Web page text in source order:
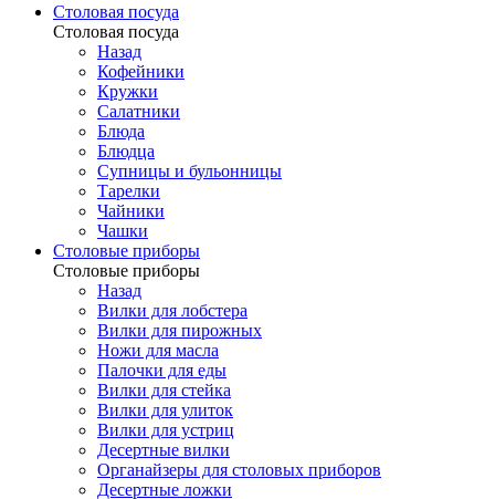
Столовая посуда
Столовая посуда
Назад
Кофейники
Кружки
Салатники
Блюда
Блюдца
Супницы и бульонницы
Тарелки
Чайники
Чашки
Cтоловые приборы
Cтоловые приборы
Назад
Вилки для лобстера
Вилки для пирожных
Ножи для масла
Палочки для еды
Вилки для стейка
Вилки для улиток
Вилки для устриц
Десертные вилки
Органайзеры для столовых приборов
Десертные ложки